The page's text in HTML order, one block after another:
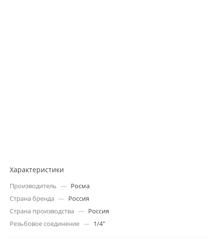
Характеристики
Производитель — Росма
Страна бренда — Россия
Страна производства — Россия
Резьбовое соединение — 1/4"